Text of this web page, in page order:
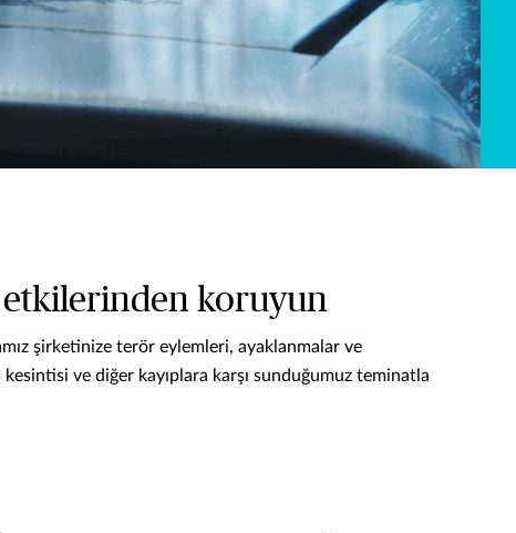
etkilerinden koruyun
şirketinize terör eylemleri, ayaklanmalar ve
ve diğer kayıplara karşı sunduğumuz teminatla